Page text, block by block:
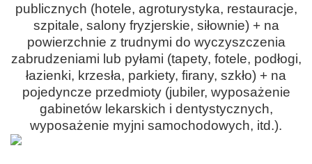
publicznych (hotele, agroturystyka, restauracje,
szpitale, salony fryzjerskie, siłownie) + na
powierzchnie z trudnymi do wyczyszczenia
zabrudzeniami lub pyłami (tapety, fotele, podłogi,
łazienki, krzesła, parkiety, firany, szkło) + na
pojedyncze przedmioty (jubiler, wyposażenie
gabinetów lekarskich i dentystycznych,
wyposażenie myjni samochodowych, itd.).